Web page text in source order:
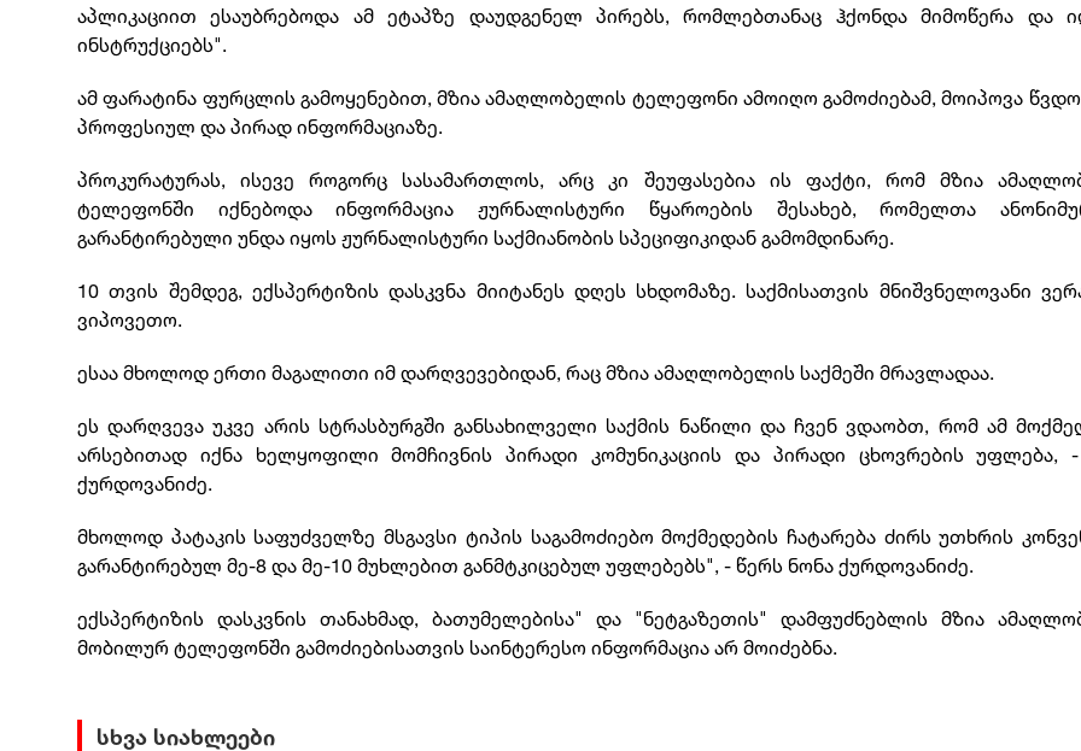
აპლიკაციით ესაუბრებოდა ამ ეტაპზე დაუდგენელ პირებს, რომლებთანაც ჰქონდა მიმოწერა და
ინსტრუქციებს".
ამ ფარატინა ფურცლის გამოყენებით, მზია ამაღლობელის ტელეფონი ამოიღო გამოძიებამ, მოიპოვა
პროფესიულ და პირად ინფორმაციაზე.
პროკურატურას, ისევე როგორც სასამართლოს, არც კი შეუფასებია ის ფაქტი, რომ მზია
ტელეფონში იქნებოდა ინფორმაცია ჟურნალისტური წყაროების შესახებ, რომელთა
გარანტირებული უნდა იყოს ჟურნალისტური საქმიანობის სპეციფიკიდან გამომდინარე.
10 თვის შემდეგ, ექსპერტიზის დასკვნა მიიტანეს დღეს სხდომაზე. საქმისათვის მნიშვნელოვანი
ვიპოვეთო.
ესაა მხოლოდ ერთი მაგალითი იმ დარღვევებიდან, რაც მზია ამაღლობელის საქმეში მრავლადაა.
ეს დარღვევა უკვე არის სტრასბურგში განსახილველი საქმის ნაწილი და ჩვენ ვდაობთ, რომ ამ
არსებითად იქნა ხელყოფილი მომჩივნის პირადი კომუნიკაციის და პირადი ცხოვრების უფლება,
ქურდოვანიძე.
მხოლოდ პატაკის საფუძველზე მსგავსი ტიპის საგამოძიებო მოქმედების ჩატარება ძირს უთხრის
გარანტირებულ მე-8 და მე-10 მუხლებით განმტკიცებულ უფლებებს", - წერს ნონა ქურდოვანიძე.
ექსპერტიზის დასკვნის თანახმად, ბათუმელებისა" და "ნეტგაზეთის" დამფუძნებლის მზია
მობილურ ტელეფონში გამოძიებისათვის საინტერესო ინფორმაცია არ მოიძებნა.
სხვა სიახლეები